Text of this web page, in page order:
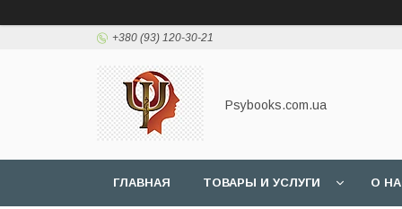
+380 (93) 120-30-21
Psybooks.com.ua
ГЛАВНАЯ ТОВАРЫ И УСЛУГИ О